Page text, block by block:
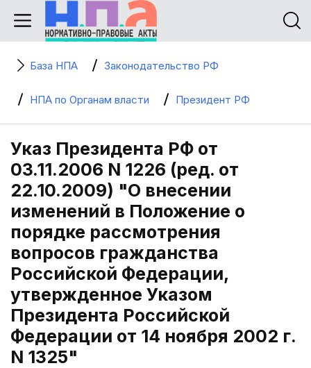
База НПА Законодательство РФ
НПА по Органам власти Президент РФ
Указ Президента РФ от
03.11.2006 N 1226 (ред. от
22.10.2009) "О внесении
изменений в Положение о
порядке рассмотрения
вопросов гражданства
Российской Федерации,
утвержденное Указом
Президента Российской
Федерации от 14 ноября 2002 г.
N 1325"